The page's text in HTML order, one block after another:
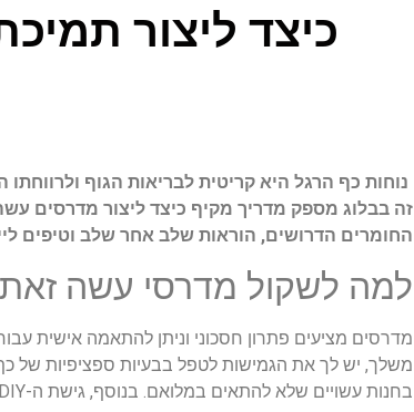
כיצד ליצור
נוחות כף הרגל היא קריטית לבריאות הגוף
זה בבלוג מספק מדריך מקיף כיצד ליצור מדרסים
החומרים הדרושים, הוראות שלב אחר שלב וטיפים
למה לשקול מדרסי עשה
מדרסים מציעים פתרון חסכוני וניתן להתאמה אישית
משלך, יש לך את הגמישות לטפל בבעיות ספציפיות של
בחנות עשויים שלא להתאים במלואם. בנוסף, גישת ה-DIY מאפשרת ניסוי והתאמה כדי להבטיח את ההתאמה והנוחות המושלמת.